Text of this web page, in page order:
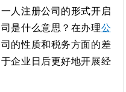
人注册公司的形式开启
是什么意思？在办理公
的性质和税务方面的差
企业日后更好地开展经